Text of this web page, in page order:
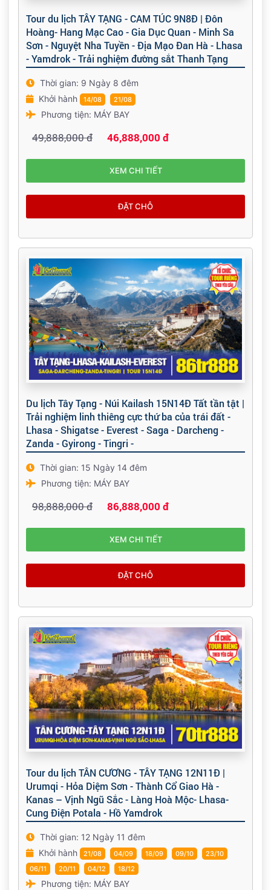
Tour du lịch TÂY TẠNG - CAM TÚC 9N8Đ | Đôn
Hoàng- Hang Mạc Cao - Gia Dục Quan - Minh Sa
Sơn - Nguyệt Nha Tuyền - Địa Mạo Đan Hà - Lhasa
- Yamdrok - Trải nghiệm đường sắt Thanh Tạng
Thời gian: 9 Ngày 8 đêm
Khởi hành
14/08 21/08
Phương tiện: MÁY BAY
49,888,000 đ 46,888,000 đ
XEM CHI TIẾT
ĐẶT CHỖ
Du lịch Tây Tạng - Núi Kailash 15N14Đ Tất tần tật |
Trải nghiệm linh thiêng cực thứ ba của trái đất -
Lhasa - Shigatse - Everest - Saga - Darcheng -
Zanda - Gyirong - Tingri -
Thời gian: 15 Ngày 14 đêm
Phương tiện: MÁY BAY
98,888,000 đ 86,888,000 đ
XEM CHI TIẾT
ĐẶT CHỖ
Tour du lịch TÂN CƯƠNG - TÂY TẠNG 12N11Đ |
Urumqi - Hỏa Diệm Sơn - Thành Cổ Giao Hà -
Kanas – Vịnh Ngũ Sắc - Làng Hoà Mộc- Lhasa-
Cung Điện Potala - Hồ Yamdrok
Thời gian: 12 Ngày 11 đêm
Khởi hành
21/08 04/09 18/09 09/10
23/10
06/11
20/11 04/12 18/12
Phương tiện: MÁY BAY